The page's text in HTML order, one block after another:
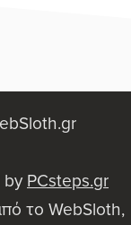
by PCsteps.gr
το WebSloth,